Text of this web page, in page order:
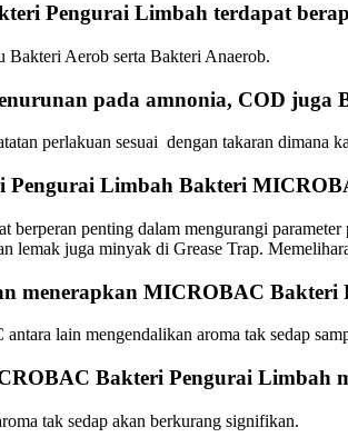
Pengurai Limbah terdapat
Bakteri Aerob serta Bakteri Anaerob.
pada amnonia, COD juga
perlakuan sesuai dengan takaran dimana
Pengurai Limbah Bakteri
berperan penting dalam mengurangi
lemak juga minyak di Grease Trap.
menerapkan MICROBAC Bakteri
lain mengendalikan aroma tak sedap
Bakteri Pengurai Limbah
tak sedap akan berkurang signifikan.